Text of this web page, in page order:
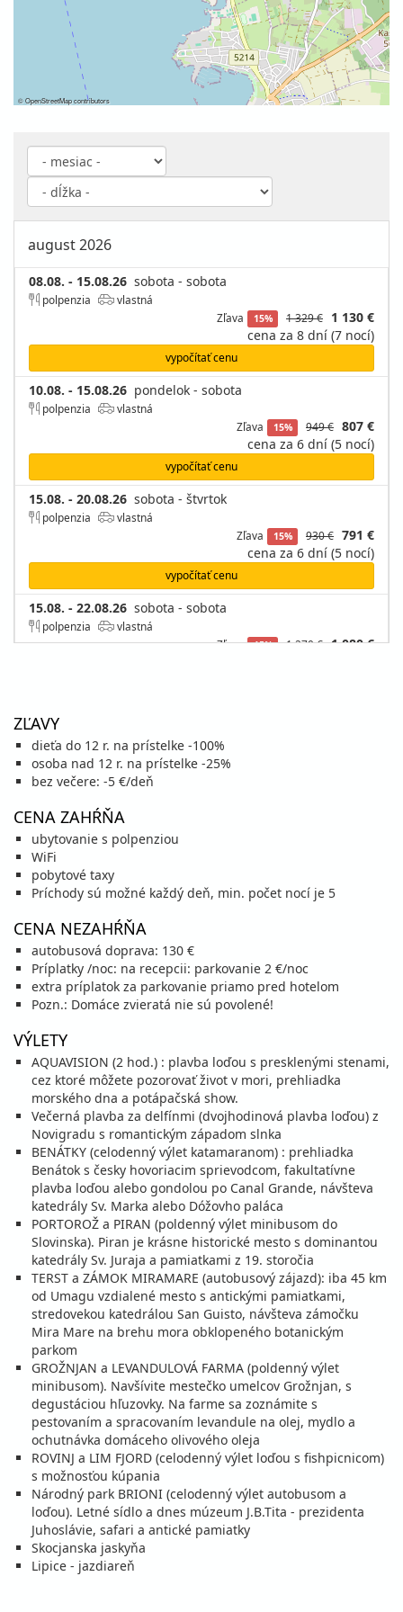
©OpenStreetMapcontributors
august 2026
08.08. - 15.08.26 sobota - sobota
polpenzia
vlastná
Zľava
15% 1 329 €
1 130 €
cena za 8 dní (7 nocí)
vypočítať cenu
10.08. - 15.08.26 pondelok - sobota
polpenzia
vlastná
Zľava
15% 949 € 807 €
cena za 6 dní (5 nocí)
vypočítať cenu
15.08. - 20.08.26 sobota - štvrtok
polpenzia
vlastná
Zľava
15% 930 € 791 €
cena za 6 dní (5 nocí)
vypočítať cenu
15.08. - 22.08.26 sobota - sobota
polpenzia
vlastná
Zľava
15% 1 270 € 1 080 €
20.08. - 25.08.26
22.08. - 29.08.26
polpenzia
vlastná
vypočítať cenu
25.08. - 30.08.26 utorok - nedeľa
polpenzia
vlastná
Zľava
15% 794 €
cena za 6 dní (5 nocí)
vypočítať cenu
29.08. - 05.09.26
polpenzia
vlastná
Zľava
15% 959 €
vypočítať cenu
30.08. - 04.09.26 nedeľa - piatok
polpenzia
vlastná
Zľava
15% 692 € 589 €
cena za 6 dní (5 nocí)
vypočítať cenu
september 2026
04.09. - 09.09.26 piatok - streda
polpenzia vlastná
cena za 6 dní (5 nocí)
vypočítať cenu
05.09. - 12.09.26 sobota - sobota
polpenzia vlastná
783 €
cena za 8 dní (7 nocí)
vypočítať cenu
09.09. - 14.09.26 streda - pondelok
polpenzia vlastná
ZĽAVY
dieťa do 12 r. na prístelke -100%
osoba nad 12 r. na prístelke -25%
bez večere: -5 €/deň
CENA ZAHŔŇA
ubytovanie s polpenziou
WiFi
pobytové taxy
Príchody sú možné každý deň, min. počet nocí je 5
CENA NEZAHŔŇA
autobusová doprava: 130 €
Príplatky /noc: na recepcii: parkovanie 2 €/noc
extra príplatok za parkovanie priamo pred hotelom
Pozn.: Domáce zvieratá nie sú povolené!
VÝLETY
AQUAVISION (2 hod.) : plavba loďou s presklenými stenami,
cez ktoré môžete pozorovať život v mori, prehliadka
morského dna a potápačská show.
Večerná plavba za delfínmi (dvojhodinová plavba loďou) z
Novigradu s romantickým západom slnka
BENÁTKY (celodenný výlet katamaranom) : prehliadka
Benátok s česky hovoriacim sprievodcom, fakultatívne
plavba loďou alebo gondolou po Canal Grande, návšteva
katedrály Sv. Marka alebo Dóžovho paláca
PORTOROŽ a PIRAN (poldenný výlet minibusom do
Slovinska). Piran je krásne historické mesto s dominantou
katedrály Sv. Juraja a pamiatkami z 19. storočia
TERST a ZÁMOK MIRAMARE (autobusový zájazd): iba 45 km
od Umagu vzdialené mesto s antickými pamiatkami,
stredovekou katedrálou San Guisto, návšteva zámočku
Mira Mare na brehu mora obklopeného botanickým
parkom
GROŽNJAN a LEVANDULOVÁ FARMA (poldenný výlet
minibusom). Navšívite mestečko umelcov Grožnjan, s
degustáciou hľuzovky. Na farme sa zoznámite s
pestovaním a spracovaním levandule na olej, mydlo a
ochutnávka domáceho olivového oleja
ROVINJ a LIM FJORD (celodenný výlet loďou s fishpicnicom)
s možnosťou kúpania
Národný park BRIONI (celodenný výlet autobusom a
loďou). Letné sídlo a dnes múzeum J.B.Tita - prezidenta
Juhoslávie, safari a antické pamiatky
Skocjanska jaskyňa
Lipice - jazdiareň